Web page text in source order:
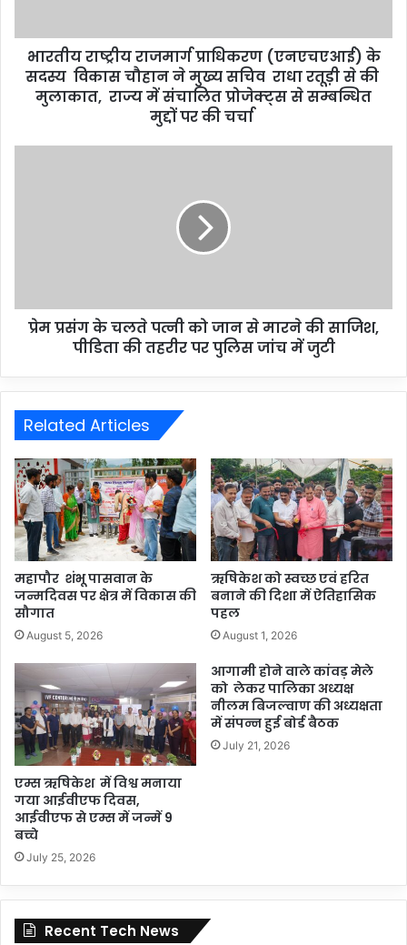
भारतीय राष्ट्रीय राजमार्ग प्राधिकरण (एनएचएआई) के
सदस्य विकास चौहान ने मुख्य सचिव राधा रतूड़ी से की
मुलाकात, राज्य में संचालित प्रोजेक्ट्स से सम्बन्धित
मुद्दों पर की चर्चा
प्रेम प्रसंग के चलते पत्नी को जान से मारने की साजिश,
पीडिता की तहरीर पर पुलिस जांच में जुटी
Related Articles
महापौर शंभू पासवान के
जन्मदिवस पर क्षेत्र में विकास की
सौगात
August 5, 2026
ऋषिकेश को स्वच्छ एवं हरित
बनाने की दिशा में ऐतिहासिक
पहल
August 1, 2026
एम्स ऋषिकेश में विश्व मनाया
गया आईवीएफ दिवस,
आईवीएफ से एम्स में जन्में 9
बच्चे
July 25, 2026
आगामी होने वाले कांवड़ मेले
को लेकर पालिका अध्यक्ष
नीलम बिजल्वाण की अध्यक्षता
में संपन्न हुई बोर्ड बैठक
July 21, 2026
Recent Tech News